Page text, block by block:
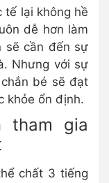
tế lại không hề
dễ hơn làm
sẽ cần đến sự
Nhưng với sự
bé sẽ đạt
khỏe ổn định.
tham gia
chất 3 tiếng